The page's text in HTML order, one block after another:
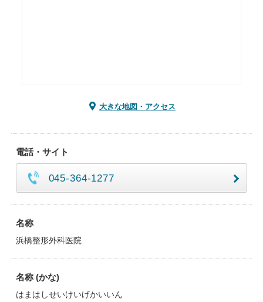
大きな地図・アクセス
電話・サイト
045-364-1277
名称
浜橋整形外科医院
名称 (かな)
はまはしせいけいげかいいん